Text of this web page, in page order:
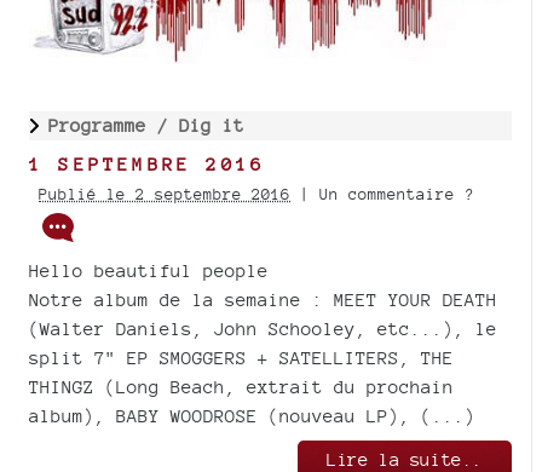
Programme / Dig it
1 SEPTEMBRE 2016
Publié le 2 septembre 2016 | Un commentaire ?
Hello beautiful people
Notre album de la semaine : MEET YOUR DEATH
(Walter Daniels, John Schooley, etc...), le
split 7" EP SMOGGERS + SATELLITERS, THE
THINGZ (Long Beach, extrait du prochain
album), BABY WOODROSE (nouveau LP), (...)
Lire la suite..